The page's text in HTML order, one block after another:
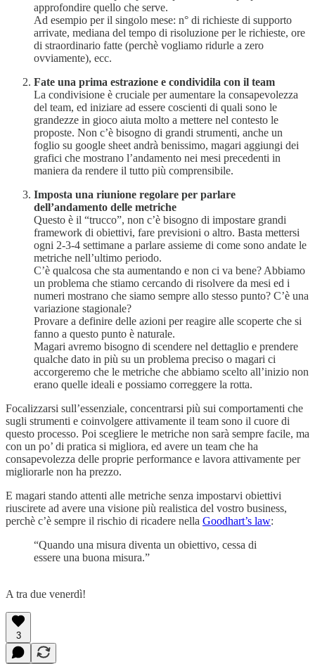
approfondire quello che serve.
Ad esempio per il singolo mese: n° di richieste di supporto
arrivate, mediana del tempo di risoluzione per le richieste, ore
di straordinario fatte (perchè vogliamo ridurle a zero
ovviamente), ecc.
Fate una prima estrazione e condividila con il team
La condivisione è cruciale per aumentare la consapevolezza
del team, ed iniziare ad essere coscienti di quali sono le
grandezze in gioco aiuta molto a mettere nel contesto le
proposte. Non c’è bisogno di grandi strumenti, anche un
foglio su google sheet andrà benissimo, magari aggiungi dei
grafici che mostrano l’andamento nei mesi precedenti in
maniera da rendere il tutto più comprensibile.
Imposta una riunione regolare per parlare
dell’andamento delle metriche
Questo è il “trucco”, non c’è bisogno di impostare grandi
framework di obiettivi, fare previsioni o altro. Basta mettersi
ogni 2-3-4 settimane a parlare assieme di come sono andate le
metriche nell’ultimo periodo.
C’è qualcosa che sta aumentando e non ci va bene? Abbiamo
un problema che stiamo cercando di risolvere da mesi ed i
numeri mostrano che siamo sempre allo stesso punto? C’è una
variazione stagionale?
Provare a definire delle azioni per reagire alle scoperte che si
fanno a questo punto è naturale.
Magari avremo bisogno di scendere nel dettaglio e prendere
qualche dato in più su un problema preciso o magari ci
accorgeremo che le metriche che abbiamo scelto all’inizio non
erano quelle ideali e possiamo correggere la rotta.
Focalizzarsi sull’essenziale, concentrarsi più sui comportamenti che
sugli strumenti e coinvolgere attivamente il team sono il cuore di
questo processo. Poi scegliere le metriche non sarà sempre facile, ma
con un po’ di pratica si migliora, ed avere un team che ha
consapevolezza delle proprie performance e lavora attivamente per
migliorarle non ha prezzo.
E magari stando attenti alle metriche senza impostarvi obiettivi
riuscirete ad avere una visione più realistica del vostro business,
perchè c’è sempre il rischio di ricadere nella Goodhart’s law:
“Quando una misura diventa un obiettivo, cessa di
essere una buona misura.”
A tra due venerdì!
3